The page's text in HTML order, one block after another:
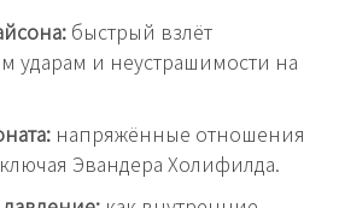
быстрый взлёт
ударам и неустрашимости на
напряжённые отношения
Эвандера Холифилда.